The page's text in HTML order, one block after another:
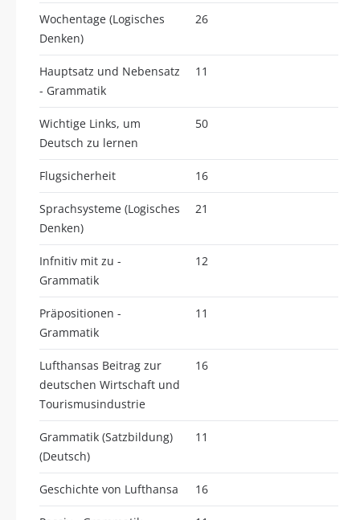
Wochentage (Logisches
Denken)
26
Hauptsatz und Nebensatz
- Grammatik
11
Wichtige Links, um
Deutsch zu lernen
50
Flugsicherheit 16
Sprachsysteme (Logisches
Denken)
21
Infnitiv mit zu -
Grammatik
12
Präpositionen -
Grammatik
11
Lufthansas Beitrag zur
deutschen Wirtschaft und
Tourismusindustrie
16
Grammatik (Satzbildung)
(Deutsch)
11
Geschichte von Lufthansa 16